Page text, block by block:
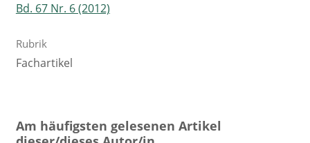
Bd. 67 Nr. 6 (2012)
Rubrik
Fachartikel
Am häufigsten gelesenen Artikel